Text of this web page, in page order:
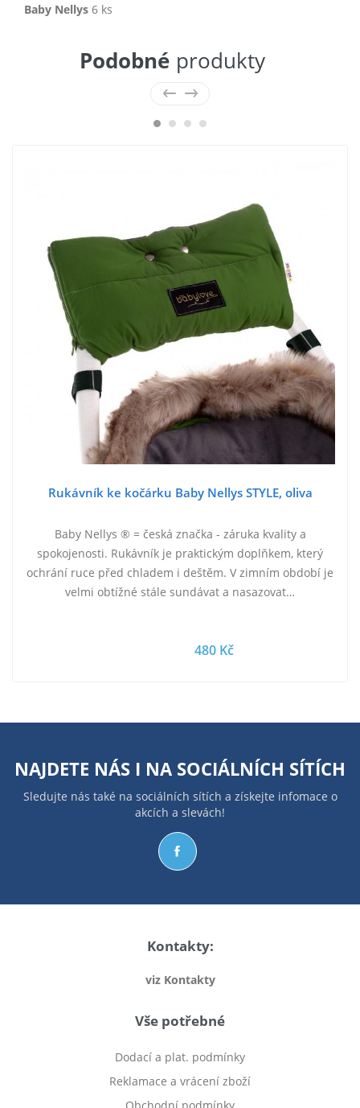
Baby Nellys 6 ks
Podobné produkty
Rukávník ke kočárku Baby Nellys STYLE, oliva
Baby Nellys ® = česká značka - záruka kvality a
spokojenosti. Rukávník je praktickým doplňkem, který
ochrání ruce před chladem i deštěm. V zimním období je
velmi obtížné stále sundávat a nasazovat…
480 Kč
NAJDETE NÁS I NA SOCIÁLNÍCH SÍTÍCH
Sledujte nás také na sociálních sítích a získejte infomace o
akcích a slevách!
Kontakty:
viz Kontakty
Vše potřebné
Dodací a plat. podmínky
Reklamace a vrácení zboží